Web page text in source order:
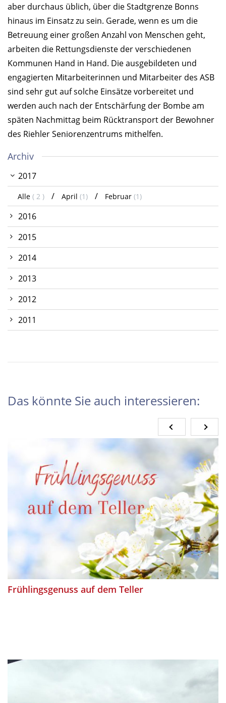
aber durchaus üblich, über die Stadtgrenze Bonns
hinaus im Einsatz zu sein. Gerade, wenn es um die
Betreuung einer großen Anzahl von Menschen geht,
arbeiten die Rettungsdienste der verschiedenen
Kommunen Hand in Hand. Die ausgebildeten und
engagierten Mitarbeiterinnen und Mitarbeiter des ASB
sind sehr gut auf solche Einsätze vorbereitet und
werden auch nach der Entschärfung der Bombe am
späten Nachmittag beim Rücktransport der Bewohner
des Riehler Seniorenzentrums mithelfen.
Archiv
2017
Alle ( 2 ) April (1) Februar (1)
2016
2015
2014
2013
2012
2011
Das könnte Sie auch interessieren:
Frühlingsgenuss auf dem Teller